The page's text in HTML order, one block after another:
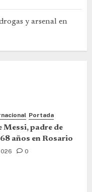
y arsenal en
Portada
Messi, padre de
años en Rosario
0